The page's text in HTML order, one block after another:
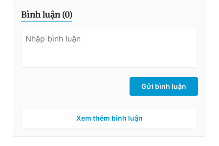
Bình luận (0)
Gửi bình luận
Xem thêm bình luận